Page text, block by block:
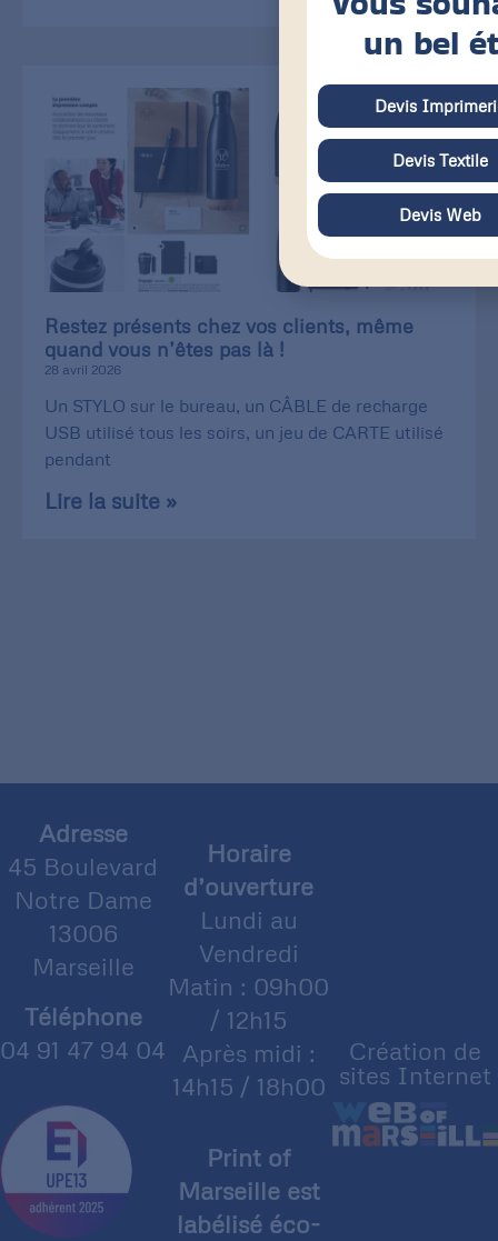
Restez présents chez vos clients, même
quand vous n’êtes pas là !
28 avril 2026
Un STYLO sur le bureau, un CÂBLE de recharge
USB utilisé tous les soirs, un jeu de CARTE utilisé
pendant
Lire la suite »
Adresse
45 Boulevard
Notre Dame
13006
Marseille
Téléphone
04 91 47 94 04
Horaire
d’ouverture
Lundi au
Vendredi
Matin : 09h00
/ 12h15
Après midi :
14h15 / 18h00
Print of
Marseille est
labélisé éco-
Création de
sites Internet
un bel
Devis
Devis Textile
Devis Web